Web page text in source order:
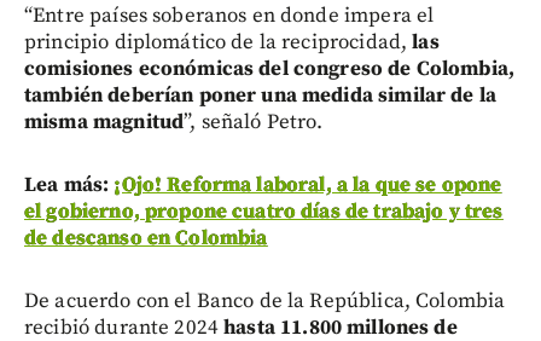
“Entre países soberanos en donde impera el
principio diplomático de la reciprocidad, las
comisiones económicas del congreso de Colombia,
también deberían poner una medida similar de la
misma magnitud”, señaló Petro.
Lea más: ¡Ojo! Reforma laboral, a la que se opone
el gobierno, propone cuatro días de trabajo y tres
de descanso en Colombia
De acuerdo con el Banco de la República, Colombia
recibió durante 2024hasta 11.800 millones de